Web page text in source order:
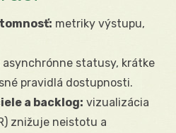
metriky výstupu,
asynchrónne statusy, krátke
pravidlá dostupnosti.
a backlog: vizualizácia
znižuje neistotu a